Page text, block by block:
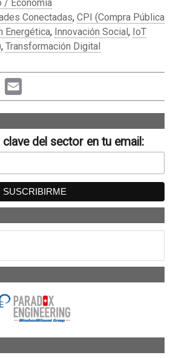
/ Economía
Conectadas, CPI (Compra Pública
Energética, Innovación Social, IoT
, Transformación Digital
Email
del sector en tu email: